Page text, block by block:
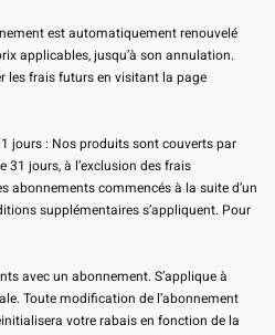
est automatiquement renouvelé
applicables, jusqu’à son annulation.
les frais futurs en visitant la page
jours : Nos produits sont couverts par
jours, à l’exclusion des frais
abonnements commencés à la suite d’un
supplémentaires s’appliquent. Pour
avec un abonnement. S’applique à
Toute modification de l’abonnement
votre rabais en fonction de la